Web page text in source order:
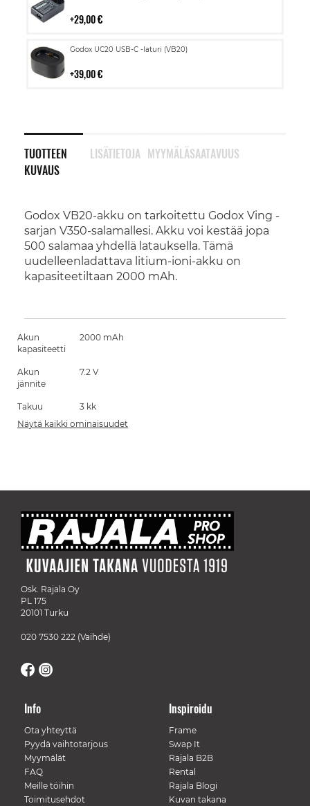
29,00 €
Godox UC20 USB-C -laturi (VB20)
39,00 €
Lisää
TUOTTEEN
KUVAUS
Godox VB20-akku on tarkoitettu Godox Ving -
sarjan V350-salamallesi. Akku voi kestää jopa
500 salamaa yhdellä latauksella. Tämä
uudelleenladattava litium-ioni-akku on
kapasiteetiltaan 2000 mAh.
LISÄTIETOJA MYYMÄLÄSAATAVUUS
Akun
kapasiteetti
2000 mAh
Akun
jännite
7.2 V
Takuu
3 kk
Näytä kaikki ominaisuudet
Osk. Rajala Oy
PL 175
20101 Turku
020 7530 222 (Vaihde)
Info
Ota yhteyttä
Pyydä vaihtotarjous
Myymälät
FAQ
Meille töihin
Toimitusehdot
Inspiroidu
Frame
Swap It
Rajala B2B
Rental
Rajala Blogi
Kuvan takana